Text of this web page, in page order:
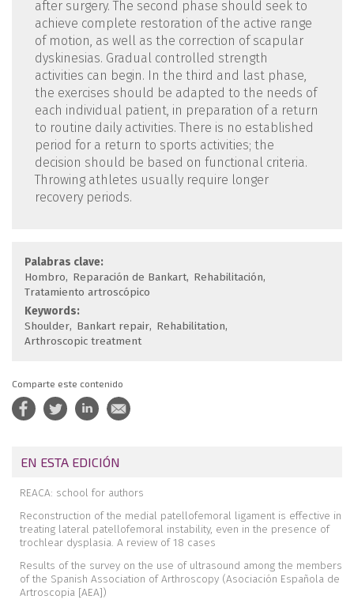
after surgery. The second phase should seek to
achieve complete restoration of the active range
of motion, as well as the correction of scapular
dyskinesias. Gradual controlled strength
activities can begin. In the third and last phase,
the exercises should be adapted to the needs of
each individual patient, in preparation of a return
to routine daily activities. There is no established
period for a return to sports activities; the
decision should be based on functional criteria.
Throwing athletes usually require longer
recovery periods.
Palabras clave:
Hombro
Reparación de Bankart Rehabilitación
Tratamiento artroscópico
Keywords:
Shoulder Bankart repair Rehabilitation
Arthroscopic treatment
Comparte este contenido
EN ESTA EDICIÓN
REACA: school for authors
Reconstruction of the medial patellofemoral ligament is effective in
treating lateral patellofemoral instability, even in the presence of
trochlear dysplasia. A review of 18 cases
Results of the survey on the use of ultrasound among the members
of the Spanish Association of Arthroscopy (Asociación Española de
Artroscopia [AEA])